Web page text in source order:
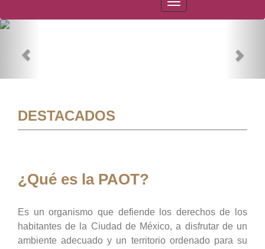
PAOT
DESTACADOS
¿Qué es la PAOT?
Es un organismo que defiende los derechos de los
habitantes de la Ciudad de México, a disfrutar de un
ambiente adecuado y un territorio ordenado para su